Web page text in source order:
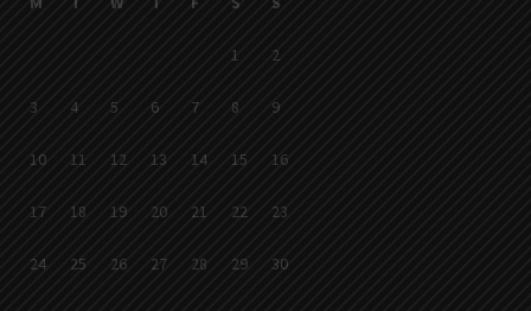
1 2
3 4 5 6 7 8 9
10 11 12 13 14 15 16
17 18 19 20 21 22 23
24 25 26 27 28 29 30